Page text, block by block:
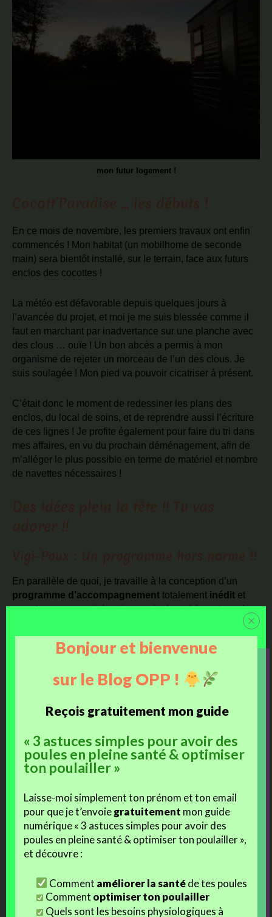
mon futur logement !
En ce mois de novembre, les premiers travaux ont enfin
commencés ! Mon habitat (un mobilhome de seconde
main) sera bientôt installé, sur le terrain, face aux futurs
enclos des cocottes !
La météo est défavorable depuis quelques jours à
l’avancée du projet, et moi je me suis blessée comme il
faut en marchant par inadvertance sur une planche avec
des clous … ouïe ! Un bon abcès a permis à mon
organisme de rejeter un morceau de l’un des clous. Je
suis soulagée ! Mon pied va pouvoir cicatriser à présent.
C’était donc le moment de redessiner les plans des
enclos, du local de soins, et de reprendre aussi l’écriture
de ces lignes ! Je profite également pour faire du tri dans
mes affaires, en vu du prochain déménagement, afin de
m’alléger le plus possible en terme de matériel et nombre
de navettes nécessaires !
En parallèle de quoi, je travaille à la conception d’un
programme d’accompagnement totalement inédit et
novateur,sur unethématique qui m’est chère, et que je
rouges!
en fin d’année, afin de pouvoir aider un maximum de
se faire déborder par ces parasites nuisibles, ni voir leurs
néfastes à l’environnement.
Je suis terriblement impatiente de te le présenter !!
Bonjour et bienvenue
sur le Blog OPP !
Reçois gratuitement mon guide
« 3 astuces simples pour avoir des
poules en pleine santé & optimiser
ton poulailler »
Laisse-moi simplement ton prénom et ton email
pour que je t’envoiegratuitement mon guide
numérique « 3 astuces simples pour avoir des
poules en pleine santé & optimiser ton poulailler »,
et découvre :
Comment améliorer la santéde tes poules
Comment optimiser ton poulailler
Quels sont les besoins physiologiques à